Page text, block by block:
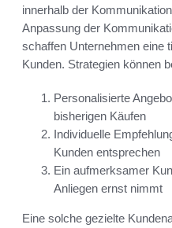
innerhalb der
Anpassung der
schaffen Unternehmen eine
Kunden. Strategien können
Personalisierte
bisherigen Käufen
Individuelle
Kunden entsprechen
Ein aufmerksamer
Anliegen ernst nimmt
Eine solche gezielte